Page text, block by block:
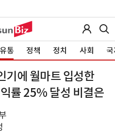
유통 정책 정치 사회
에 월마트 입성한
률 25% 달성 비결은